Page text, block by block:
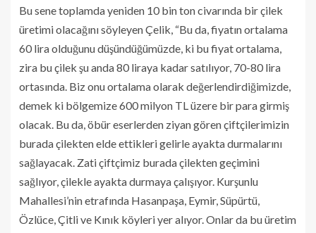
Bu sene toplamda yeniden 10 bin ton civarında bir çilek
üretimi olacağını söyleyen Çelik, “Bu da, fiyatın ortalama
60 lira olduğunu düşündüğümüzde, ki bu fiyat ortalama,
zira bu çilek şu anda 80 liraya kadar satılıyor, 70-80 lira
ortasında. Biz onu ortalama olarak değerlendirdiğimizde,
demek ki bölgemize 600 milyon TL üzere bir para girmiş
olacak. Bu da, öbür eserlerden ziyan gören çiftçilerimizin
burada çilekten elde ettikleri gelirle ayakta durmalarını
sağlayacak. Zati çiftçimiz burada çilekten geçimini
sağlıyor, çilekle ayakta durmaya çalışıyor. Kurşunlu
Mahallesi’nin etrafında Hasanpaşa, Eymir, Süpürtü,
Özlüce, Çitli ve Kınık köyleri yer alıyor. Onlar da bu üretim